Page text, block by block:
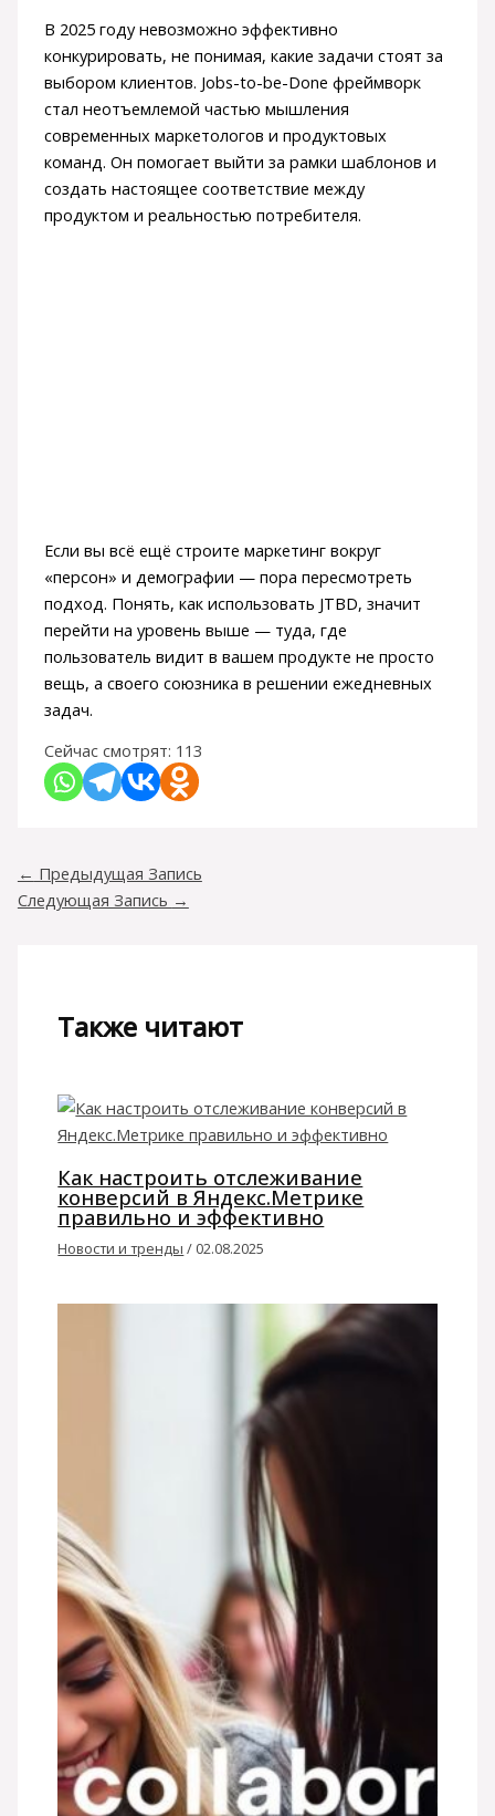
В 2025 году невозможно эффективно
конкурировать, не понимая, какие задачи стоят за
выбором клиентов. Jobs-to-be-Done фреймворк
стал неотъемлемой частью мышления
современных маркетологов и продуктовых
команд. Он помогает выйти за рамки шаблонов и
создать настоящее соответствие между
продуктом и реальностью потребителя.
Если вы всё ещё строите маркетинг вокруг
«персон» и демографии — пора пересмотреть
подход. Понять, как использовать JTBD, значит
перейти на уровень выше — туда, где
пользователь видит в вашем продукте не просто
вещь, а своего союзника в решении ежедневных
задач.
Сейчас смотрят: 113
← Предыдущая Запись
Следующая Запись →
Также читают
Как настроить отслеживание
конверсий в Яндекс.Метрике
правильно и эффективно
Новости и тренды / 02.08.2025